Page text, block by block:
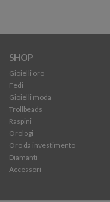
SHOP
Gioielli oro
Fedi
Gioielli moda
Trollbeads
Raspini
Orologi
Oro da investimento
Diamanti
Accessori